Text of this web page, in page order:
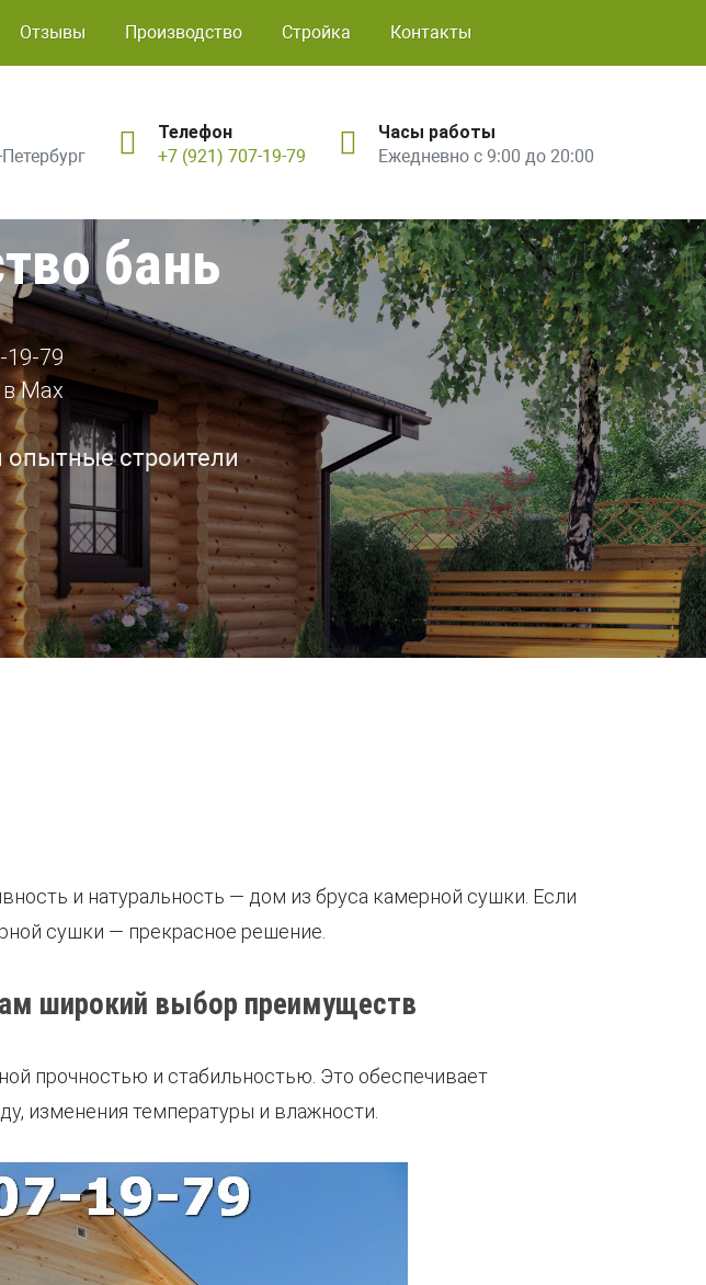
Отзывы Производство Стройка Контакты
Телефон
+7 (921) 707-19-79
Часы работы
Ежедневно с 9:00 до 20:00
бань
19-79
Max
опытные строители
и натуральность — дом из бруса камерной сушки. Если
сушки — прекрасное решение.
широкий выбор преимуществ
прочностью и стабильностью. Это обеспечивает
изменения температуры и влажности.